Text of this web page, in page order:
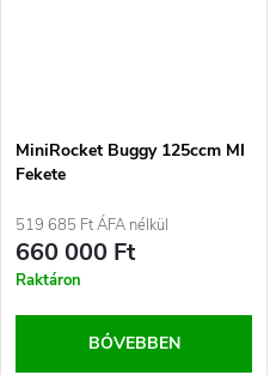
MiniRocket Buggy 125ccm MI
Fekete
519 685 Ft ÁFA nélkül
660 000 Ft
Raktáron
BŐVEBBEN